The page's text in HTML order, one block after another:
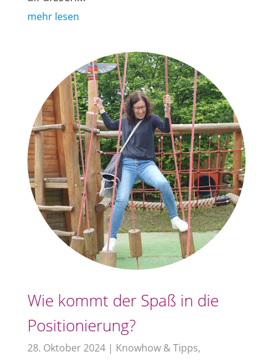
mehr lesen
Wie kommt der Spaß in die
Positionierung?
28. Oktober 2024| Knowhow & Tipps,